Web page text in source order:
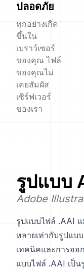
ปลอดภัย
ทุกอย่างเกิด
ขึ้นใน
เบราว์เซอร์
ของคุณ ไฟล์
ของคุณไม่
เคยสัมผัส
เซิร์ฟเวอร์
ของเรา
รูปแบบ
Adobe
รูปแบบไฟล์ .AAI
หลายเท่ากับรูปแ
เทคนิคและการออ
แบบไฟล์ .AAI เป็